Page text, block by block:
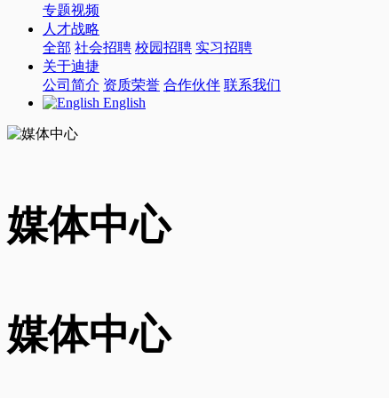
专题视频
人才战略
全部 社会招聘 校园招聘 实习招聘
关于迪捷
公司简介 资质荣誉 合作伙伴 联系我们
English
媒体中心
媒体中心